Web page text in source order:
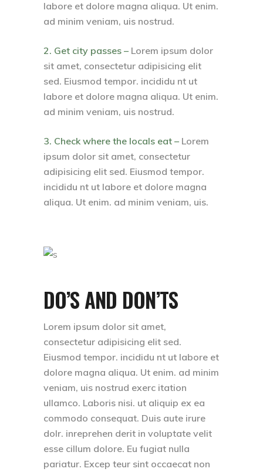
labore et dolore magna aliqua. Ut enim.
ad minim veniam, uis nostrud.
2. Get city passes – Lorem ipsum dolor
sit amet, consectetur adipisicing elit
sed. Eiusmod tempor. incididu nt ut
labore et dolore magna aliqua. Ut enim.
ad minim veniam, uis nostrud.
3. Check where the locals eat – Lorem
ipsum dolor sit amet, consectetur
adipisicing elit sed. Eiusmod tempor.
incididu nt ut labore et dolore magna
aliqua. Ut enim. ad minim veniam, uis.
DO’S AND DON’TS
Lorem ipsum dolor sit amet,
consectetur adipisicing elit sed.
Eiusmod tempor. incididu nt ut labore et
dolore magna aliqua. Ut enim. ad minim
veniam, uis nostrud exerc itation
ullamco. Laboris nisi. ut aliquip ex ea
commodo consequat. Duis aute irure
dolr. inreprehen derit in voluptate velit
esse cillum dolore. Eu fugiat nulla
pariatur. Excep teur sint occaecat non